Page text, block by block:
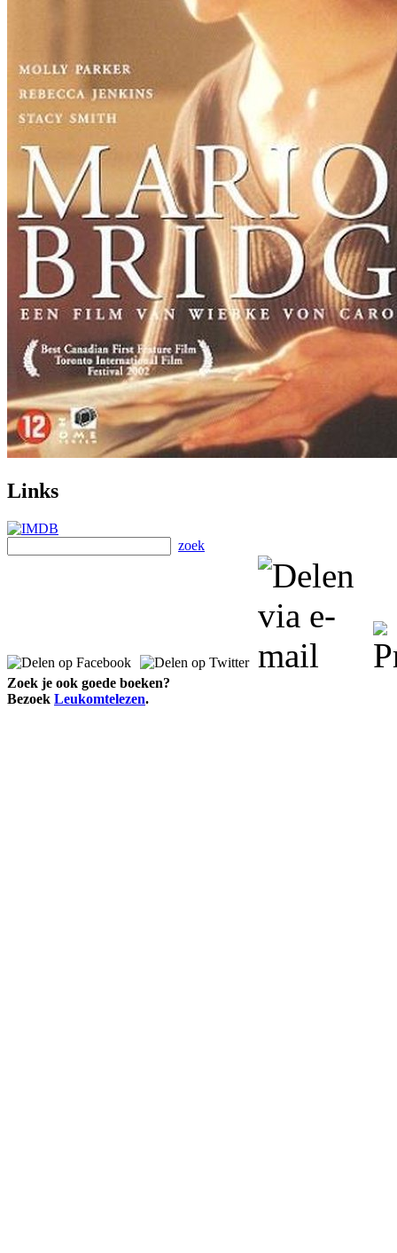
Links
zoek
Zoek je ook goede boeken?
Bezoek Leukomtelezen.